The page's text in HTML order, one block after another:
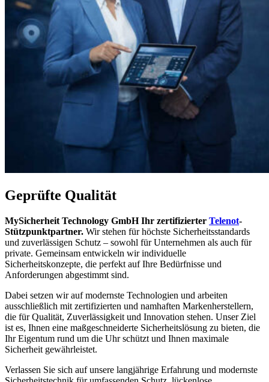
Geprüfte Qualität
MySicherheit Technology GmbH Ihr zertifizierter Telenot-
Stützpunktpartner. Wir stehen für höchste Sicherheitsstandards
und zuverlässigen Schutz – sowohl für Unternehmen als auch für
private. Gemeinsam entwickeln wir individuelle
Sicherheitskonzepte, die perfekt auf Ihre Bedürfnisse und
Anforderungen abgestimmt sind.
Dabei setzen wir auf modernste Technologien und arbeiten
ausschließlich mit zertifizierten und namhaften Markenherstellern,
die für Qualität, Zuverlässigkeit und Innovation stehen. Unser Ziel
ist es, Ihnen eine maßgeschneiderte Sicherheitslösung zu bieten, die
Ihr Eigentum rund um die Uhr schützt und Ihnen maximale
Sicherheit gewährleistet.
Verlassen Sie sich auf unsere langjährige Erfahrung und modernste